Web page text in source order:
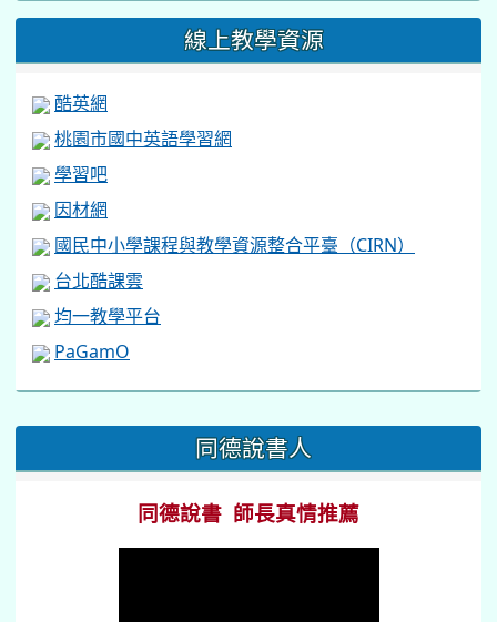
線上教學資源
酷英網
桃園市國中英語學習網
學習吧
因材網
國民中小學課程與教學資源整合平臺（CIRN）
台北酷課雲
均一教學平台
PaGamO
::: 同德說書人
同德說書 師長真情推薦